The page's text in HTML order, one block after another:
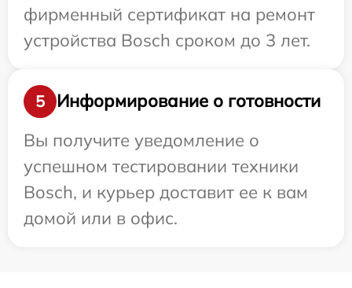
фирменный сертификат на ремонт
устройства Bosch сроком до 3 лет.
5
Информирование о готовности
Вы получите уведомление о
успешном тестировании техники
Bosch, и курьер доставит ее к вам
домой или в офис.